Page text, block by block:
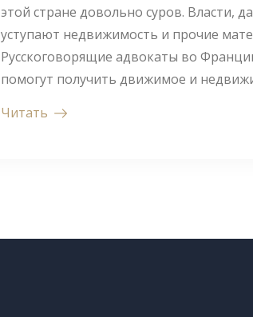
этой стране довольно суров. Власти,
уступают недвижимость и прочие
Русскоговорящие адвокаты во
помогут получить движимое и
Читать